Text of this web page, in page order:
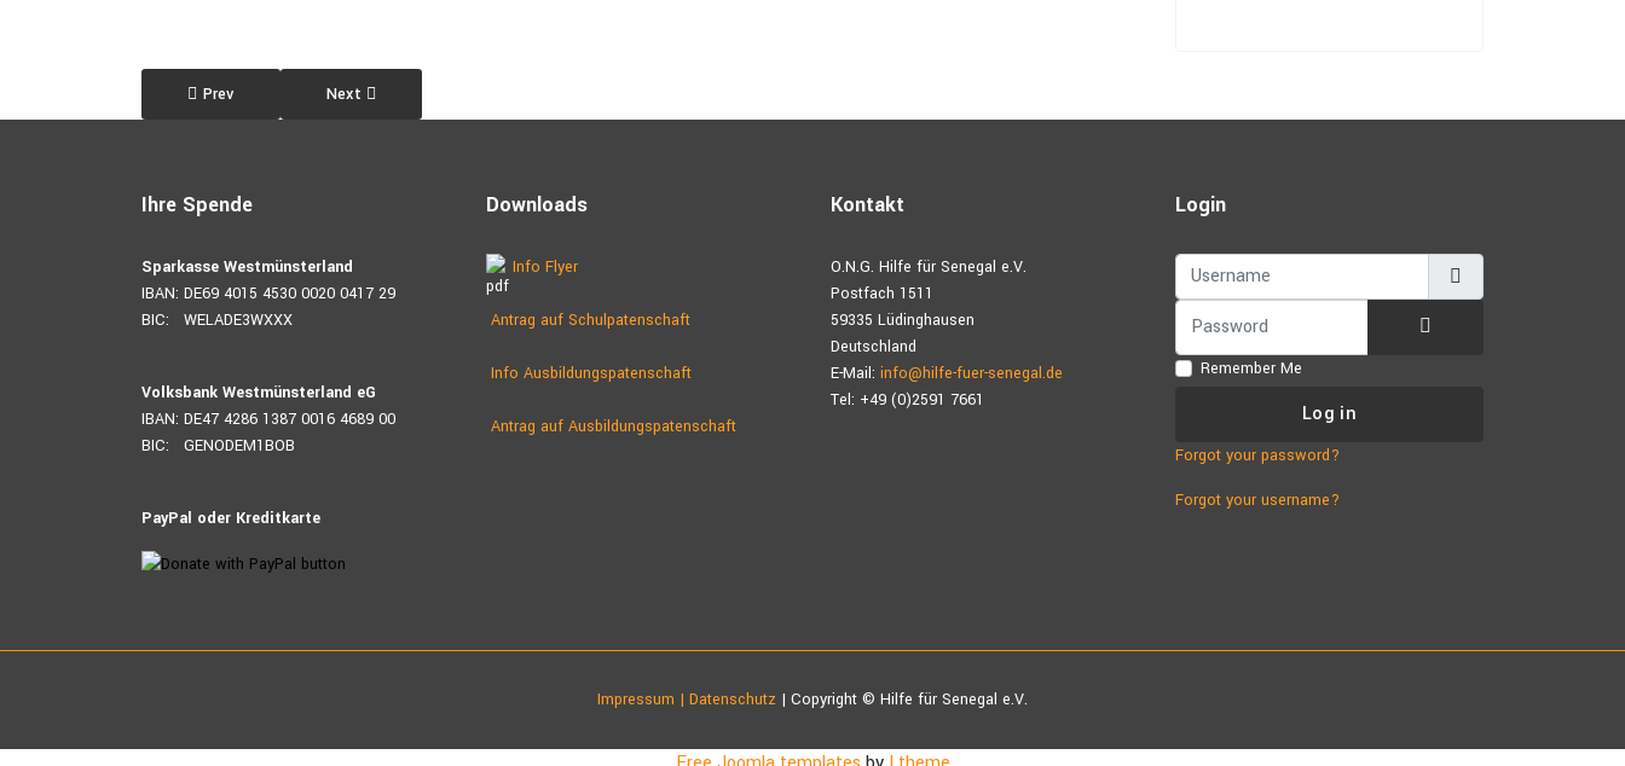
Previous article: Grundschule, Diassap
Prev Next article: DIDEC - Schulpatenschaften, Thies
Next
Ihre Spende
Sparkasse Westmünsterland
IBAN: DE69 4015 4530 0020 0417 29
BIC: WELADE3WXXX
Volksbank Westmünsterland eG
IBAN: DE47 4286 1387 0016 4689 00
BIC: GENODEM1BOB
PayPal oder Kreditkarte
Downloads
Info Flyer
Antrag auf Schulpatenschaft
Info Ausbildungspatenschaft
Antrag auf Ausbildungs­patenschaft
Kontakt
O.N.G. Hilfe für Senegal e.V.
Postfach 1511
59335 Lüdinghausen
Deutschland
E-Mail: info@hilfe-fuer-senegal.de
Tel: +49 (0)2591 7661
Login
Username
Password
Remember Me
Log in
Forgot your password?
Forgot your username?
Impressum | Datenschutz | Copyright © Hilfe für Senegal e.V.